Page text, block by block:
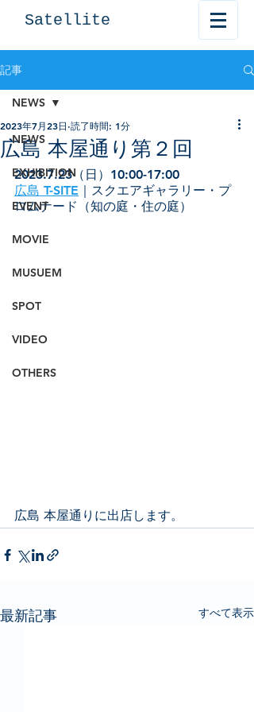
Satellite
記事
NEWS
EXHIBITION
EVENT
MOVIE
MUSUEM
SPOT
VIDEO
OTHERS
NEWS
広島 本屋通り第２回
2023年7月23日 読了時間: 1分
2023.7.23（日）10:00-17:00
広島 T-SITE ｜スクエアギャラリー・プ
ロムナード（知の庭・住の庭）
広島 本屋通りに出店します。
最新記事 すべて表示